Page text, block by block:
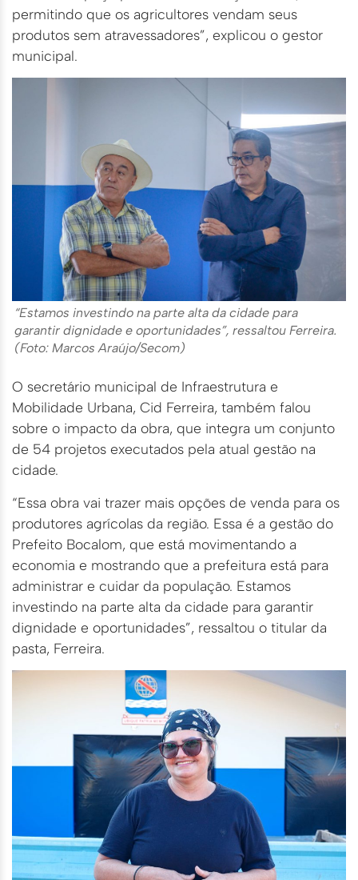
permitindo que os agricultores vendam seus
produtos sem atravessadores”, explicou o gestor
municipal.
“Estamos investindo na parte alta da cidade para
garantir dignidade e oportunidades”, ressaltou Ferreira.
(Foto: Marcos Araújo/Secom)
O secretário municipal de Infraestrutura e
Mobilidade Urbana, Cid Ferreira, também falou
sobre o impacto da obra, que integra um conjunto
de 54 projetos executados pela atual gestão na
cidade.
“Essa obra vai trazer mais opções de venda para os
produtores agrícolas da região. Essa é a gestão do
Prefeito Bocalom, que está movimentando a
economia e mostrando que a prefeitura está para
administrar e cuidar da população. Estamos
investindo na parte alta da cidade para garantir
dignidade e oportunidades”, ressaltou o titular da
pasta, Ferreira.